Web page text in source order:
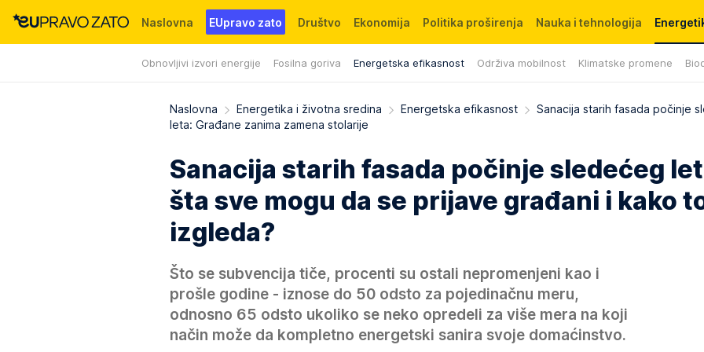
Naslovna EUpravo zato Društvo Ekonomija Politika proširenja Nauka i tehnologija
Obnovljivi izvori energije Fosilna goriva Energetska efikasnost Održiva mobilnost Klimatske promene
Događaji News WMG fondacija
Naslovna Energetika i životna sredina Energetska efikasnost
Sanacija starih fasada počinje
leta: Građane zanima zamena stolarije
Sanacija starih fasada počinje sledećeg
šta sve mogu da se prijave građani i kako
izgleda?
Što se subvencija tiče, procenti su ostali nepromenjeni kao i
prošle godine - iznose do 50 odsto za pojedinačnu meru,
odnosno 65 odsto ukoliko se neko opredeli za više mera na koji
način može da kompletno energetski sanira svoje domaćinstvo.